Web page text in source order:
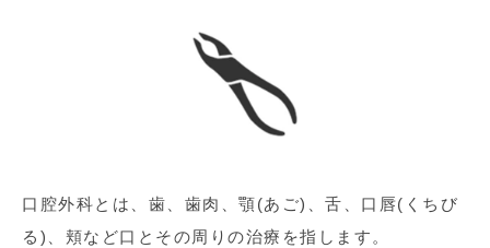
口腔外科とは、歯、歯肉、顎(あご)、舌、口唇(くちび
る)、頬など口とその周りの治療を指します。